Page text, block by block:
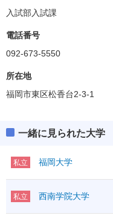
入試部入試課
電話番号
092-673-5550
所在地
福岡市東区松香台2-3-1
一緒に見られた大学
私立 福岡大学
私立 西南学院大学